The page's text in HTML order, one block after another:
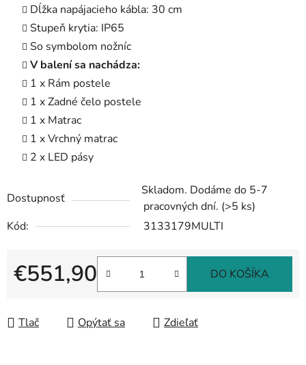
Dĺžka napájacieho kábla: 30 cm
Stupeň krytia: IP65
So symbolom nožníc
V balení sa nachádza:
1 x Rám postele
1 x Zadné čelo postele
1 x Matrac
1 x Vrchný matrac
2 x LED pásy
Dostupnosť
Skladom. Dodáme do 5-7
pracovných dní. (>5 ks)
Kód:
3133179MULTI
€551,90 DO KOŠÍKA
Tlač Opýtať sa Zdieľať